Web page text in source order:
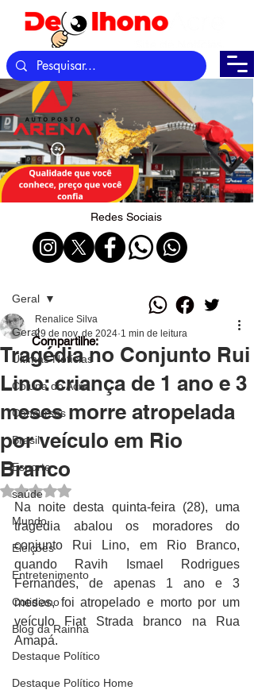
Redes Sociais
Geral
Últimas Notícias
Coluna do Acre
Concursos
Brasil
Esporte
saúde
Mundo
Eleições
Entretenimento
Cotidiano
Blog da Rainha
Destaque Político
Destaque Político Home
Geral
Tragédia no Conjunto Rui
Lino: criança de 1 ano e 3
meses morre atropelada
por veículo em Rio
Branco
Renalice Silva
29 de nov. de 2024 1 min de leitura
Avaliado com NaN de 5 estrelas.
Na noite desta quinta-feira (28), uma
tragédia abalou os moradores do
conjunto Rui Lino, em Rio Branco,
quando Ravih Ismael Rodrigues
Fernandes, de apenas 1 ano e 3
meses, foi atropelado e morto por um
veículo Fiat Strada branco na Rua
Amapá.
Compartilhe: